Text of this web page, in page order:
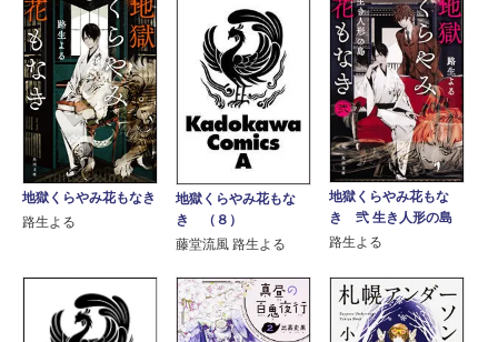
地獄くらやみ花もなき
路生よる
地獄くらやみ花もな
き （８）
藤堂流風 路生よる
地獄くらやみ花もな
き 弐 生き人形の島
路生よる